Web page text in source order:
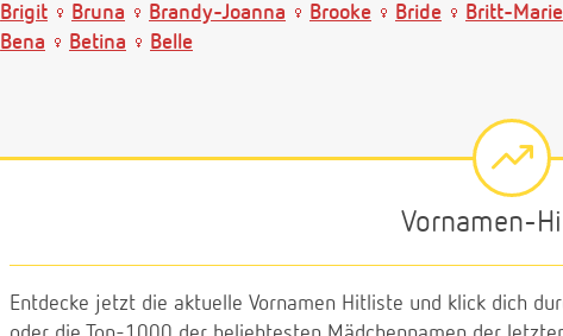
Brigit
Bruna Brandy-Joanna Brooke Bride Britt-Marie
Bena
Betina Belle
Vornamen-
Entdecke jetzt die aktuelle Vornamen Hitliste und klick dich